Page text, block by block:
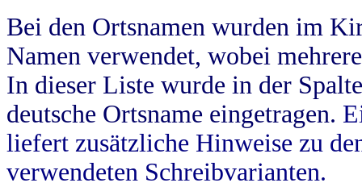
Bei den Ortsnamen wurden im
Namen verwendet, wobei
In dieser Liste wurde in der
deutsche Ortsname eingetragen.
liefert zusätzliche Hinweise zu
verwendeten Schreibvarianten.